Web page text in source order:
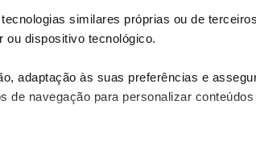
similares próprias ou de
ou dispositivo tecnológico.
adaptação às suas preferências e
de navegação para personalizar
vários modelos do grupo
. Tanto em questões mecânicas
positivo visto que ambos
versão longa do atual Austral, que
uma distancia entre eixos de